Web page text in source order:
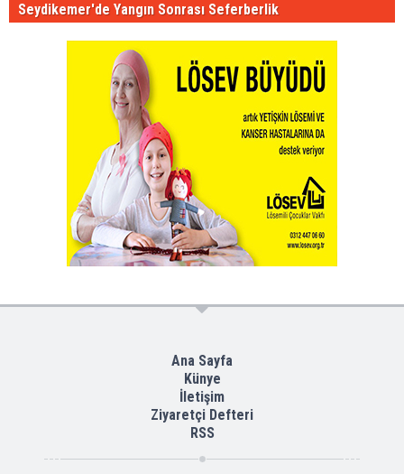
Seydikemer'de Yangın Sonrası Seferberlik
Ana Sayfa
Künye
İletişim
Ziyaretçi Defteri
RSS